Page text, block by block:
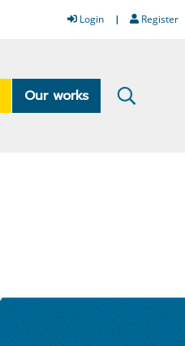
Login Register
Our works